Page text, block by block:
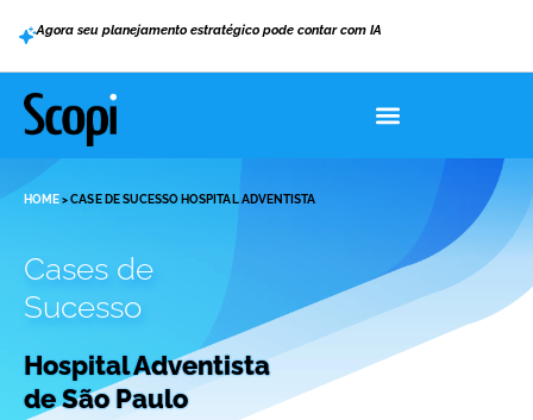
Agora seu planejamento estratégico pode contar com IA
HOME>CASE DE SUCESSO HOSPITAL ADVENTISTA
Cases de
Sucesso
Hospital Adventista
de São Paulo